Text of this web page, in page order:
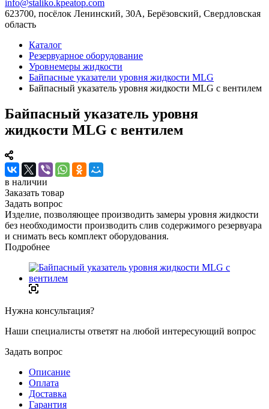
info@staliko.kpeatop.com
623700, посёлок Ленинский, 30А, Берёзовский, Свердловская
область
Каталог
Резервуарное оборудование
Уровнемеры жидкости
Байпасные указатели уровня жидкости MLG
Байпасный указатель уровня жидкости MLG с вентилем
Байпасный указатель уровня
жидкости MLG с вентилем
в наличии
Заказать товар
Задать вопрос
Изделие, позволяющее производить замеры уровня жидкости
без необходимости производить слив содержимого резервуара
и снимать весь комплект оборудования.
Подробнее
Нужна консультация?
Наши специалисты ответят на любой интересующий вопрос
Задать вопрос
Описание
Оплата
Доставка
Гарантия